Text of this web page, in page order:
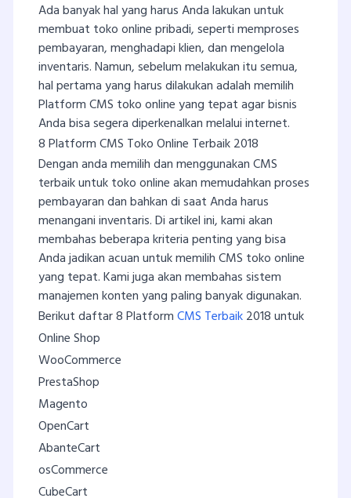
Ada banyak hal yang harus Anda lakukan untuk
membuat toko online pribadi, seperti memproses
pembayaran, menghadapi klien, dan mengelola
inventaris. Namun, sebelum melakukan itu semua,
hal pertama yang harus dilakukan adalah memilih
Platform CMS toko online yang tepat agar bisnis
Anda bisa segera diperkenalkan melalui internet.
8 Platform CMS Toko Online Terbaik 2018
Dengan anda memilih dan menggunakan CMS
terbaik untuk toko online akan memudahkan proses
pembayaran dan bahkan di saat Anda harus
menangani inventaris. Di artikel ini, kami akan
membahas beberapa kriteria penting yang bisa
Anda jadikan acuan untuk memilih CMS toko online
yang tepat. Kami juga akan membahas sistem
manajemen konten yang paling banyak digunakan.
Berikut daftar 8 PlatformCMS Terbaik2018 untuk
Online Shop
WooCommerce
PrestaShop
Magento
OpenCart
AbanteCart
osCommerce
CubeCart